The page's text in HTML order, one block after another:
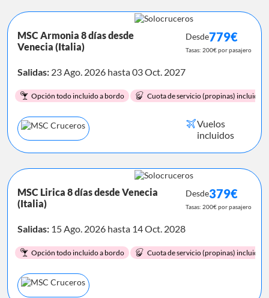
MSC Armonia 8 días desde
Venecia (Italia)
Vuelos
incluidos
Desde779€
Tasas: 200€ por pasajero
Salidas: 23 Ago. 2026 hasta 03 Oct. 2027
Opción todo incluido a bordo Cuota de servicio (propinas) incluida.
MSC Lirica 8 días desde Venecia
(Italia)
Desde379€
Tasas: 200€ por pasajero
Salidas: 15 Ago. 2026 hasta 14 Oct. 2028
Opción todo incluido a bordo Cuota de servicio (propinas) incluida.